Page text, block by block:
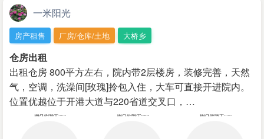
一米阳光
房产租售 厂房/仓库/土地 大桥乡
仓房出租
出租仓房 800平方左右，院内带2层楼房，装修完善，天然
气，空调，洗澡间[玫瑰]拎包入住，大车可直接开进院内。
位置优越位于开港大道与220省道交叉口，…